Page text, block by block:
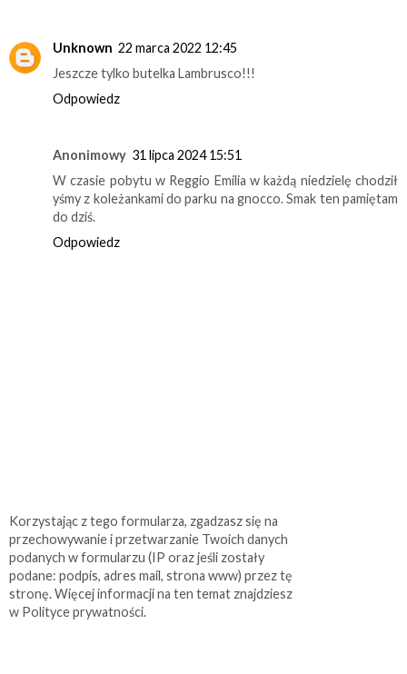
Unknown 22 marca 2022 12:45
Jeszcze tylko butelka Lambrusco!!!
Odpowiedz
Anonimowy 31 lipca 2024 15:51
W czasie pobytu w Reggio Emilia w każdą niedzielę chodził
yśmy z koleżankami do parku na gnocco. Smak ten pamiętam
do dziś.
Odpowiedz
Korzystając z tego formularza, zgadzasz się na
przechowywanie i przetwarzanie Twoich danych
podanych w formularzu (IP oraz jeśli zostały
podane: podpis, adres mail, strona www) przez tę
stronę. Więcej informacji na ten temat znajdziesz
w Polityce prywatności.